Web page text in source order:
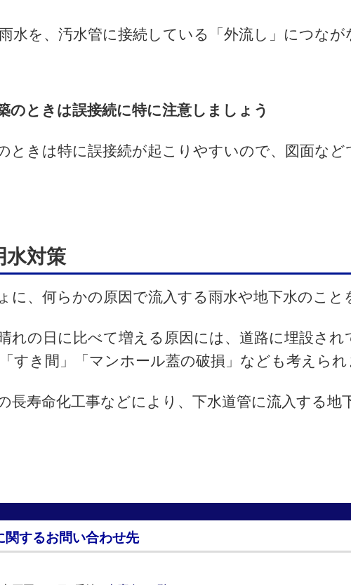
水を、汚水管に接続している「外流し」につなが
のときは誤接続に特に注意しましょう
ときは特に誤接続が起こりやすいので、図面など
水対策
に、何らかの原因で流入する雨水や地下水のこと
れの日に比べて増える原因には、道路に埋設され
すき間」「マンホール蓋の破損」なども考えられ
長寿命化工事などにより、下水道管に流入する地
関するお問い合わせ先